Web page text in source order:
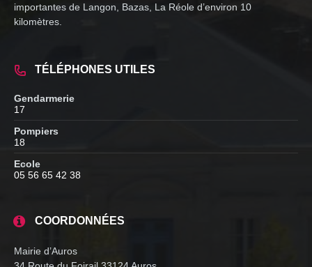
importantes de Langon, Bazas, La Réole d’environ 10
kilomètres.
TÉLÉPHONES UTILES
Gendarmerie
17
Pompiers
18
Ecole
05 56 65 42 38
COORDONNÉES
Mairie d’Auros